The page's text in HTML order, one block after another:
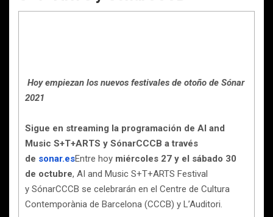
Hoy empiezan los nuevos festivales de otoño de Sónar
2021
Sigue en streaming la programación de AI and
Music S+T+ARTS y SónarCCCB a través
de sonar.esEntre hoy miércoles 27 y el sábado 30
de octubre, AI and Music S+T+ARTS Festival
y SónarCCCB se celebrarán en el Centre de Cultura
Contemporània de Barcelona (CCCB) y L’Auditori.